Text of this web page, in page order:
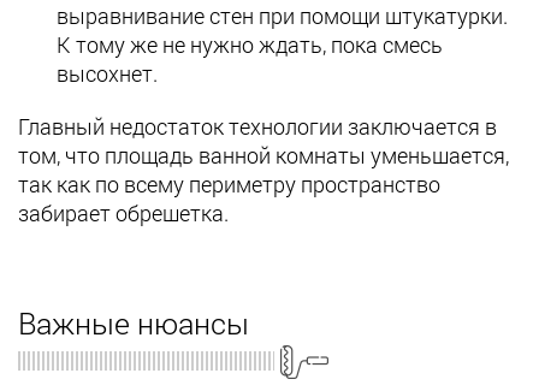
выравнивание стен при помощи штукатурки.
К тому же не нужно ждать, пока смесь
высохнет.
Главный недостаток технологии заключается в
том, что площадь ванной комнаты уменьшается,
так как по всему периметру пространство
забирает обрешетка.
Важные нюансы